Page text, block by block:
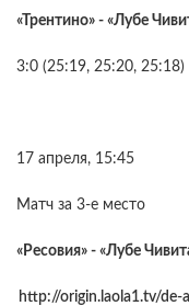
«Трентино» - «Лубе
3:0 (25:19, 25:20, 25:18)
17 апреля, 15:45
Матч за 3-е место
«Ресовия» - «Лубе
http://origin.laola1.tv/